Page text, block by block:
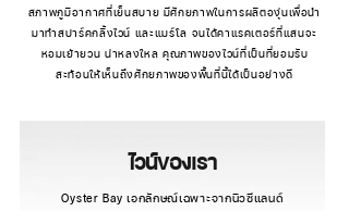
สภาพภูมิอากาศที่เย็นสบาย มีศักยภาพในการผลิตองุ่นเพื่อนำ
มาทำสปาร์คกลิ้งไวน์ และแมร์โล จนได้คาแรคเตอร์ที่แสนจะ
หอมเย้ายวน น่าหลงใหล คุณภาพของไวน์ที่เป็นที่ยอมรับ
สะท้อนให้เห็นถึงศักยภาพของพื้นที่นี้ได้เป็นอย่างดี
ไวน์ของเรา
Oyster Bay เอกลักษณ์เฉพาะจากนิวซีแลนด์